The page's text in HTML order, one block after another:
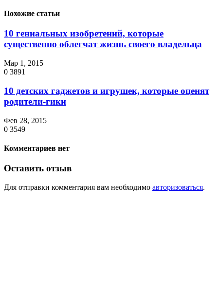
Похожие статьи
10 гениальных изобретений, которые
существенно облегчат жизнь своего владельца
Мар 1, 2015
0 3891
10 детских гаджетов и игрушек, которые оценят
родители-гики
Фев 28, 2015
0 3549
Комментариев нет
Оставить отзыв
Для отправки комментария вам необходимо авторизоваться.